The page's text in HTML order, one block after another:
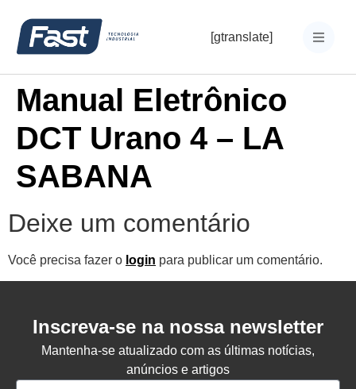
[gtranslate]
Manual Eletrônico
DCT Urano 4 – LA
SABANA
Deixe um comentário
Você precisa fazer o login para publicar um comentário.
Inscreva-se na nossa newsletter
Mantenha-se atualizado com as últimas notícias,
anúncios e artigos